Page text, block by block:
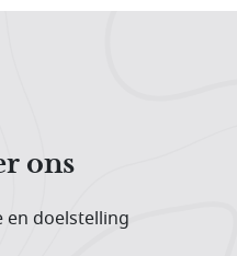
ons
en doelstelling